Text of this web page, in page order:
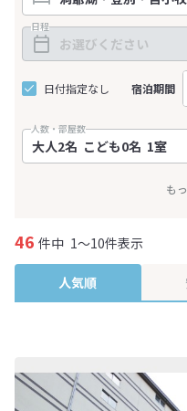
日程
日付指定なし 宿泊期間
人数・部屋数
も
46 件中 1～10件表示
人気順